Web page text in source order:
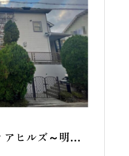
ヒルズ～明石